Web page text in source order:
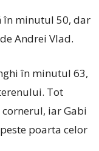
în minutul 50, dar
Andrei Vlad.
în minutul 63,
Tot
cornerul, iar Gabi
poarta celor